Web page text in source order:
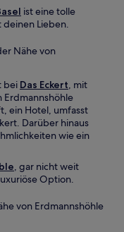
ist eine tolle
Lieben.
Nähe von
bei Das Eckert, mit
ein Hotel, umfasst
Darüber hinaus
wie ein
, gar nicht weit
Option.
von Erdmannshöhle